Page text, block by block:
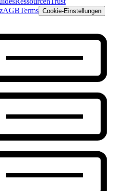
AGBTerms Cookie-Einstellungen